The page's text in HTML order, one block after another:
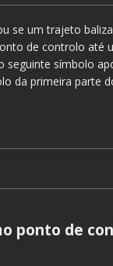
se um trajeto
de controlo até
seguinte símbolo
da primeira parte
ponto de